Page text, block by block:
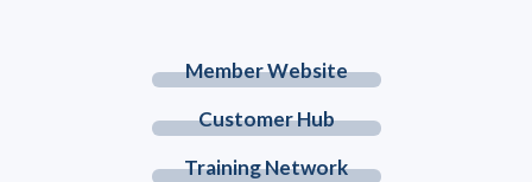
Member Website
Customer Hub
Training Network